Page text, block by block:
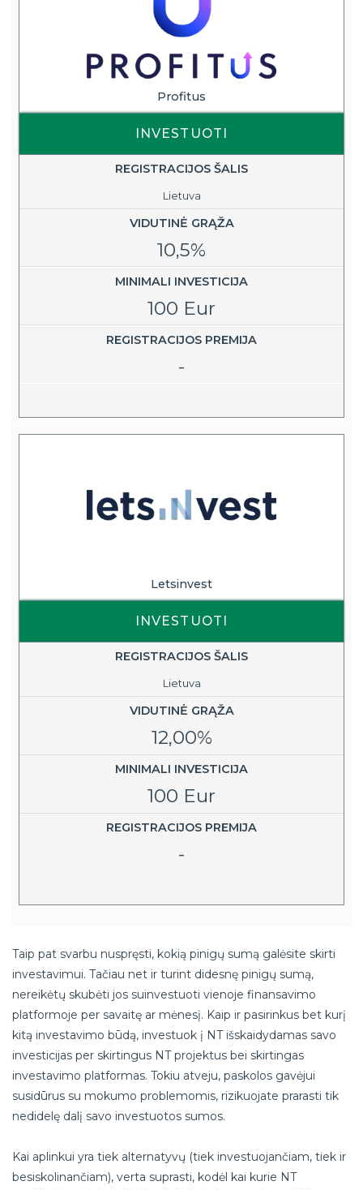
Profitus
INVESTUOTI
REGISTRACIJOS ŠALIS
Lietuva
VIDUTINĖ GRĄŽA
10,5%
MINIMALI INVESTICIJA
100 Eur
REGISTRACIJOS PREMIJA
-
Letsinvest
INVESTUOTI
REGISTRACIJOS ŠALIS
Lietuva
VIDUTINĖ GRĄŽA
12,00%
MINIMALI INVESTICIJA
100 Eur
REGISTRACIJOS PREMIJA
-
Taip pat svarbu nuspręsti, kokią pinigų sumą galėsite skirti
investavimui. Tačiau net ir turint didesnę pinigų sumą,
nereikėtų skubėti jos suinvestuoti vienoje finansavimo
platformoje per savaitę ar mėnesį. Kaip ir pasirinkus bet kurį
kitą investavimo būdą, investuok į NT išskaidydamas savo
investicijas per skirtingus NT projektus bei skirtingas
investavimo platformas. Tokiu atveju, paskolos gavėjui
susidūrus su mokumo problemomis, rizikuojate prarasti tik
nedidelę dalį savo investuotos sumos.
Kai aplinkui yra tiek alternatyvų (tiek investuojančiam, tiek ir
besiskolinančiam), verta suprasti, kodėl kai kurie NT